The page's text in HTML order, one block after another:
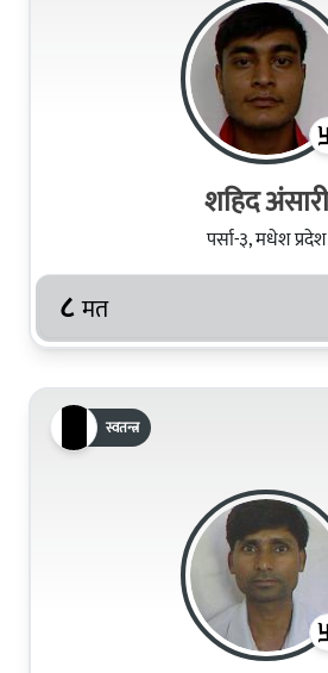
शहिद अंसारी
पर्सा-३, मधेश प्रदेश
८ मत
स्वतन्त्र